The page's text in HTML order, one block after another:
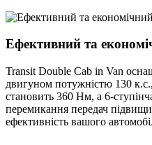
Ефективний та
Transit Double Cab in Van
двигуном потужністю 130
становить 360 Нм, а 6-
перемикання передач
ефективність вашого